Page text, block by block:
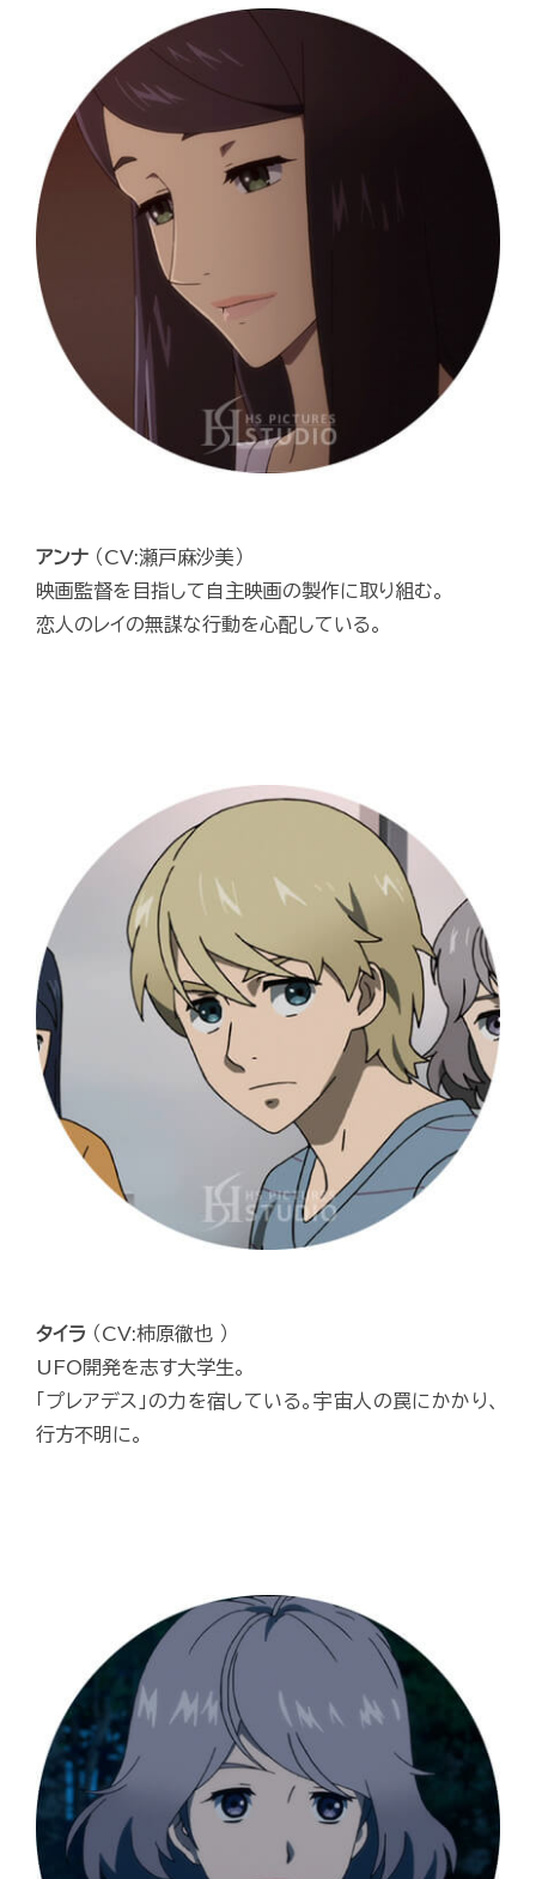
アンナ （CV:瀬戸麻沙美）
映画監督を目指して自主映画の製作に取り組む。
恋人のレイの無謀な行動を心配している。
タイラ （CV:柿原徹也 ）
UFO開発を志す大学生。
「プレアデス」の力を宿している。宇宙人の罠にかかり、
行方不明に。